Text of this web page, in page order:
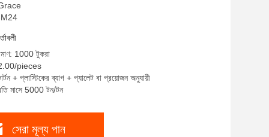
Grace
M24
1000 টুকরা
pieces
+ প্লাস্টিকের ব্যাগ + প্যালেট বা প্রয়োজন অনুযায়ী
মাসে 5000 টন/টন
সেরা মূল্য পান